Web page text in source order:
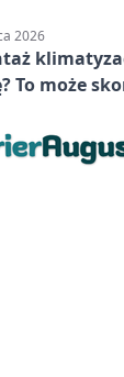
2026
To może